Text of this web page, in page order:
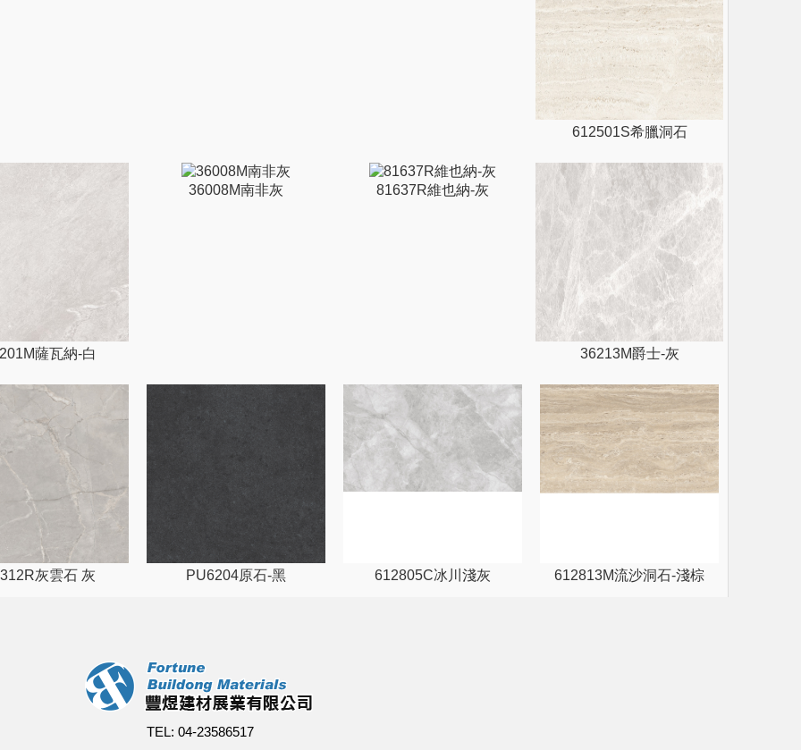
612501S希臘洞石
薩瓦納-白
36008M南非灰 81637R維也納-灰
36213M爵士-灰
灰雲石 灰 PU6204原石-黑 612805C冰川淺灰 612813M流沙洞石-淺棕
TEL: 04-23586517